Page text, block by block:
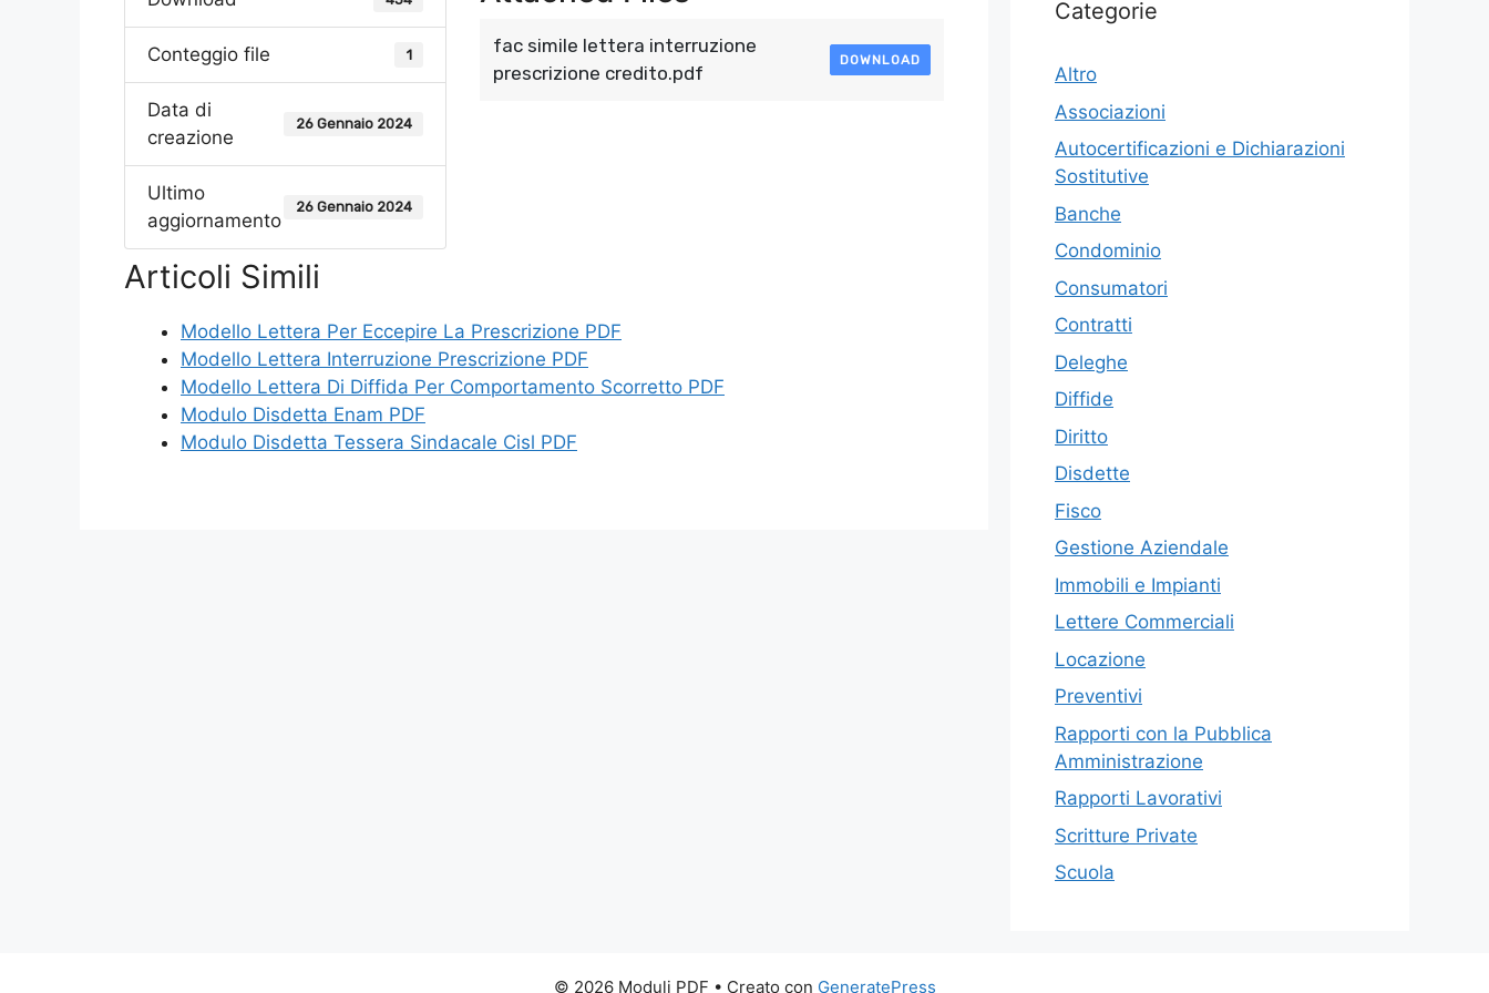
Conteggio file 1
Data di
creazione
26 Gennaio 2024
Ultimo
aggiornamento
26 Gennaio 2024
fac simile lettera interruzione
prescrizione credito.pdf
DOWNLOAD
Articoli Simili
Modello Lettera Per Eccepire La Prescrizione PDF
Modello Lettera Interruzione Prescrizione PDF
Modello Lettera Di Diffida Per Comportamento Scorretto PDF
Modulo Disdetta Enam PDF
Modulo Disdetta Tessera Sindacale Cisl PDF
Categorie
Altro
Associazioni
Autocertificazioni e Dichiarazioni
Sostitutive
Banche
Condominio
Consumatori
Contratti
Deleghe
Diffide
Diritto
Disdette
Fisco
Gestione Aziendale
Immobili e Impianti
Lettere Commerciali
Locazione
Preventivi
Rapporti con la Pubblica
Amministrazione
Rapporti Lavorativi
Scritture Private
Scuola
© 2026 Moduli PDF • Creato con GeneratePress